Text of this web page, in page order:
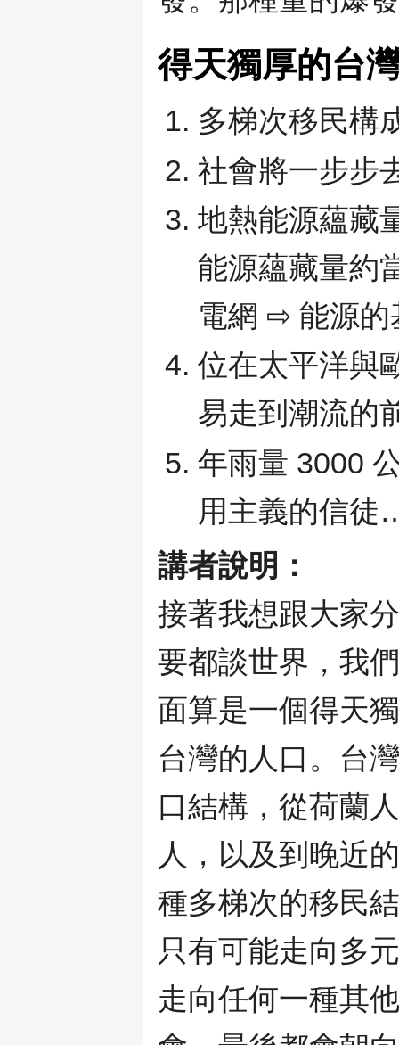
得天獨厚的台
多梯次移民構
社會將一步步
地熱能源蘊藏
能源蘊藏量約
電網 ⇨ 能源的
位在太平洋與
易走到潮流的
年雨量 3000
用主義的信徒
講者說明：
接著我想跟大家
要都談世界，我
面算是一個得天
台灣的人口。台
口結構，從荷蘭
人，以及到晚近
種多梯次的移民
只有可能走向多
走向任何一種其